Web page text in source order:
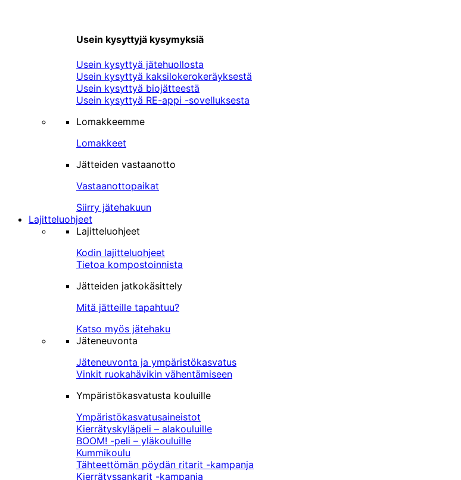
Usein kysyttyjä kysymyksiä
Usein kysyttyä jätehuollosta
Usein kysyttyä kaksilokerokeräyksestä
Usein kysyttyä biojätteestä
Usein kysyttyä RE-appi -sovelluksesta
Lomakkeemme
Lomakkeet
Jätteiden vastaanotto
Vastaanottopaikat
Siirry jätehakuun
Lajitteluohjeet
Lajitteluohjeet
Kodin lajitteluohjeet
Tietoa kompostoinnista
Jätteiden jatkokäsittely
Mitä jätteille tapahtuu?
Katso myös jätehaku
Jäteneuvonta
Jäteneuvonta ja ympäristökasvatus
Vinkit ruokahävikin vähentämiseen
Ympäristökasvatusta kouluille
Ympäristökasvatusaineistot
Kierrätyskyläpeli – alakouluille
BOOM! -peli – yläkouluille
Kummikoulu
Tähteettömän pöydän ritarit -kampanja
Kierrätyssankarit -kampanja